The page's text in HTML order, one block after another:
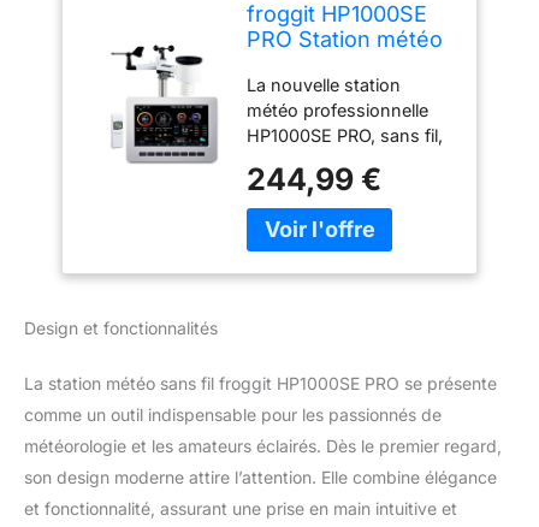
froggit HP1000SE
PRO Station météo
Internet
La nouvelle station
météo professionnelle
HP1000SE PRO, sans fil,
Grâce à sa puce WiFi
intégrée, vous avez la
possibilité d’envoyer vos
valeurs de mesure de
tous les capteurs
connectés),
extérieures uniquement),
Weathercloud (valeurs
244,99 €
Design et fonctionnalités
La station météo sans fil froggit HP1000SE PRO se présente
comme un outil indispensable pour les passionnés de
météorologie et les amateurs éclairés. Dès le premier regard,
son design moderne attire l’attention. Elle combine élégance
et fonctionnalité, assurant une prise en main intuitive et